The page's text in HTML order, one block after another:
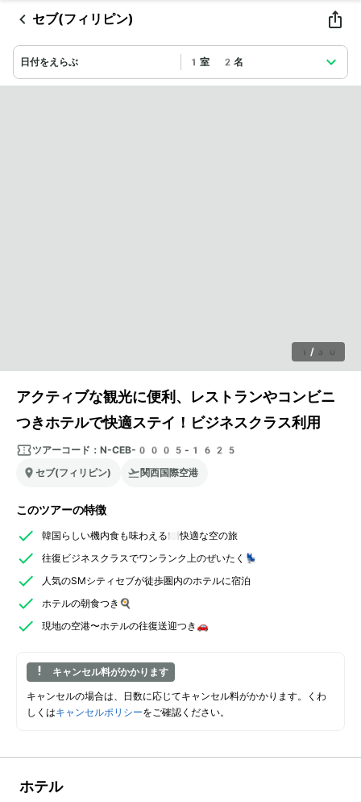
セブ(フィリピン)
日付をえらぶ 1室 2名
1 / 30
アクティブな観光に便利、レストランやコンビニ
つきホテルで快適ステイ！ビジネスクラス利用
ツアーコード： N-CEB-0005-1625
セブ(フィリピン)
関西国際空港
このツアーの特徴
韓国らしい機内食も味わえる🍽️快適な空の旅
往復ビジネスクラスでワンランク上のぜいたく💺
人気のSMシティセブが徒歩圏内のホテルに宿泊
ホテルの朝食つき🍳
現地の空港〜ホテルの往復送迎つき🚗
キャンセル料がかかります
キャンセルの場合は、日数に応じてキャンセル料がかかります。くわ
しくはキャンセルポリシーをご確認ください。
ホテル